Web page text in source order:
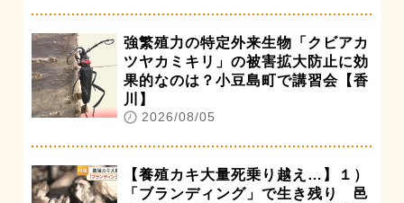
強繁殖力の特定外来生物「クビアカ
ツヤカミキリ」の被害拡大防止に効
果的なのは？小豆島町で講習会【香
川】
2026/08/05
【養殖カキ大量死乗り越え…】１）
「ブランディング」で生き残り 邑